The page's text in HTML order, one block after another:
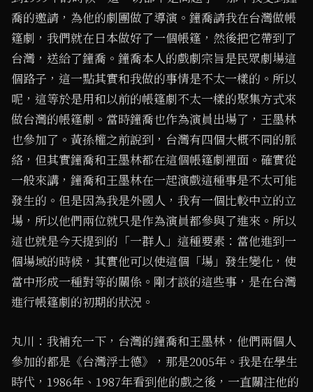
喬的邀請，為他的劇團做了導演。鐘喬請我在台灣做帳
篷劇，我們就在日本做好了一個帳篷，然後把它帶到了
台灣，送給了鐘喬。鐘喬本人的戲劇宗旨是民眾劇場這
個路子，這一點其實和我做的事情是不太一樣的。所以
呢，這等於是用和以前的帳篷劇不太一樣的聚集方式來
做台灣的帳篷劇。當時鐘喬也作為演員出場了，王墨林
也參加了。黃孫權之前說到，台灣有四個大概不同的脈
絡，但其實鐘喬和王墨林都在這個帳篷劇裡面。確實從
一般來講，鐘喬和王墨林在一起演戲這種事是不太可能
發生的。但是因為我是外國人，我有一個比較中立的立
場，所以他們兩位就只是作為演員都參與了進來。所以
這也就是今天提到的「一群人」這種要素：當他進到一
個場域的時候，其實他可以使這個「場」發生變化，使
當中形成一種對等的關係。剛才談的這些事，是在台灣
進行帳篷劇的初期的狀況。
丸川：我補充一下，台灣的鐘喬和王墨林，他們兩個人
參加的都是《台灣浮士德》，那是2005年。我是在學生
時代，1986年、1987年看到他的戲之後，一直關注他的